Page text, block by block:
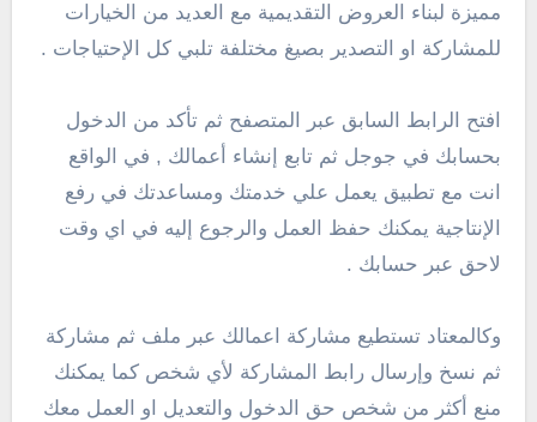
مميزة لبناء العروض التقديمية مع العديد من الخيارات
للمشاركة او التصدير بصيغ مختلفة تلبي كل الإحتياجات .
افتح الرابط السابق عبر المتصفح ثم تأكد من الدخول
بحسابك في جوجل ثم تابع إنشاء أعمالك , في الواقع
انت مع تطبيق يعمل علي خدمتك ومساعدتك في رفع
الإنتاجية يمكنك حفظ العمل والرجوع إليه في اي وقت
لاحق عبر حسابك .
وكالمعتاد تستطيع مشاركة اعمالك عبر ملف ثم مشاركة
ثم نسخ وإرسال رابط المشاركة لأي شخص كما يمكنك
منع أكثر من شخص حق الدخول والتعديل او العمل معك